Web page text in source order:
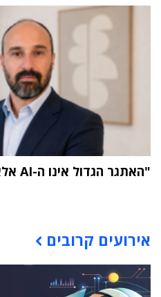
"האתגר הגדול אינו ה-AI אלא הטמעתה בארגון"
אירועים קרובים